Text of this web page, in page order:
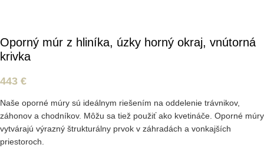
Oporný múr z hliníka, úzky horný okraj, vnútorná
krivka
443 €
Naše oporné múry sú ideálnym riešením na oddelenie trávnikov,
záhonov a chodníkov. Môžu sa tiež použiť ako kvetináče. Oporné múry
vytvárajú výrazný štrukturálny prvok v záhradách a vonkajších
priestoroch.